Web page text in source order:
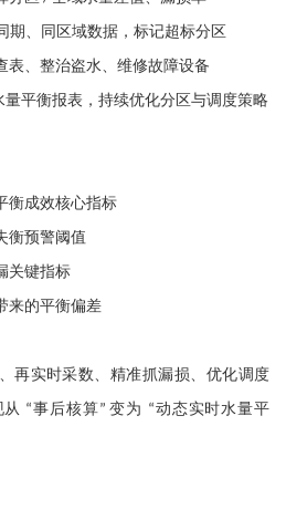
期、同区域数据，标记超标分区
表、整治盗水、维修故障设备
量平衡报表，持续优化分区与调度策略
衡成效核心指标
衡预警阈值
关键指标
来的平衡偏差
再实时采数、精准抓漏损、优化调度
“事后核算”变为 “动态实时水量平